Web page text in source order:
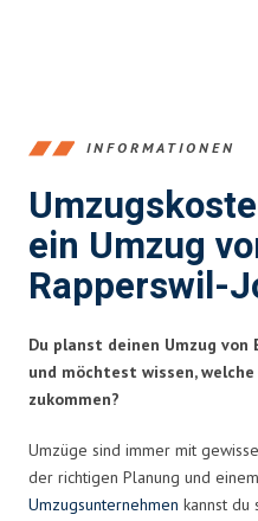
INFORMATIONEN
ein Umzug
Rapperswil-
Du planst deinen Umzug von
und möchtest wissen, welche
zukommen?
Umzüge sind immer mit
der richtigen Planung und
Umzugsunternehmen kannst du